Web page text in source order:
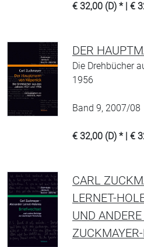
€ 32,00 (D) * | €
DER
Die Drehbücher
1956
Band 9, 2007/08
€ 32,00 (D) * | €
CARL
LERNET-
UND